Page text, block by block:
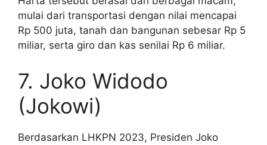
mulai dari transportasi dengan nilai mencapai
Rp 500 juta, tanah dan bangunan sebesar Rp 5
miliar, serta giro dan kas senilai Rp 6 miliar.
7. Joko Widodo
(Jokowi)
Berdasarkan LHKPN 2023, Presiden Joko